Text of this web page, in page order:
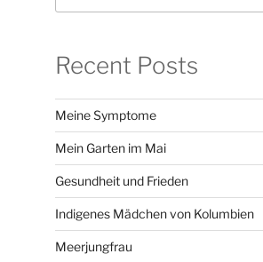
Recent Posts
Meine Symptome
Mein Garten im Mai
Gesundheit und Frieden
Indigenes Mädchen von Kolumbien
Meerjungfrau